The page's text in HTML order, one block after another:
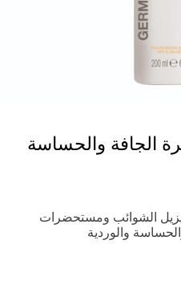
الجافة والحساسة
الشوائب ومستحضرات
والوردية